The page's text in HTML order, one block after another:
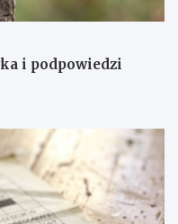
i podpowiedzi